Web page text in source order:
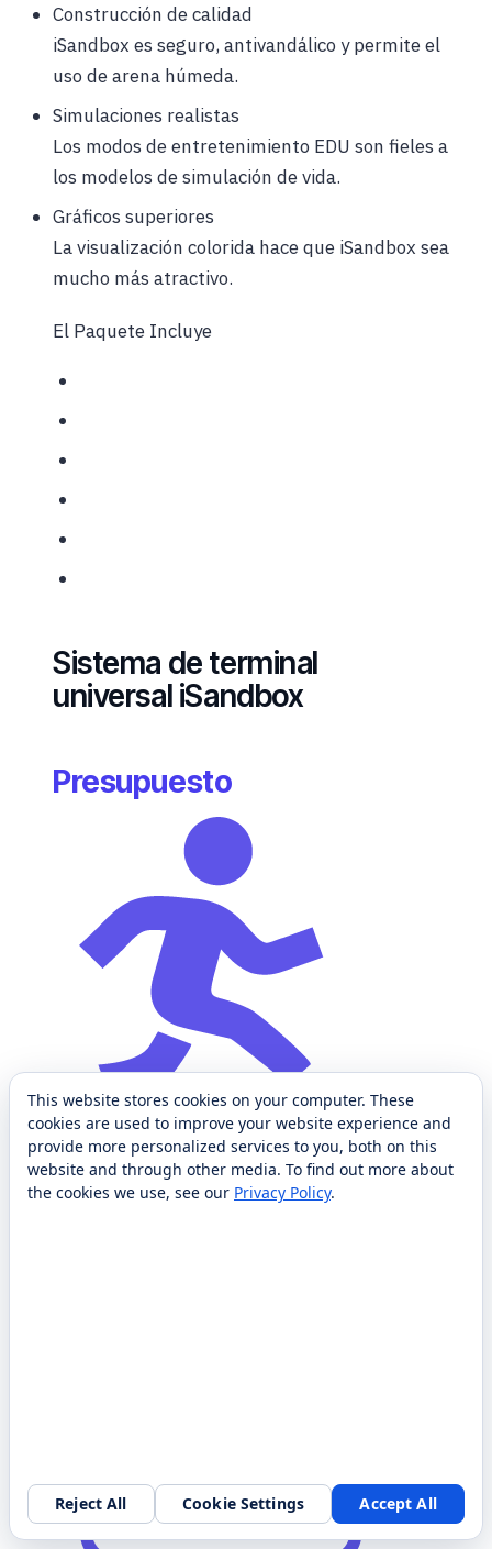
Construcción de calidad
iSandbox es seguro, antivandálico y permite el
uso de arena húmeda.
Simulaciones realistas
Los modos de entretenimiento EDU son fieles a
los modelos de simulación de vida.
Gráficos superiores
La visualización colorida hace que iSandbox sea
mucho más atractivo.
El Paquete Incluye
Sistema de terminal
universal iSandbox
Presupuesto
Estacionario/Móvil
Estacionario
This website stores cookies on your computer. These
cookies are used to improve your website experience and
provide more personalized services to you, both on this
website and through other media. To find out more about
the cookies we use, see our Privacy Policy.
Reject All Cookie Settings Accept All